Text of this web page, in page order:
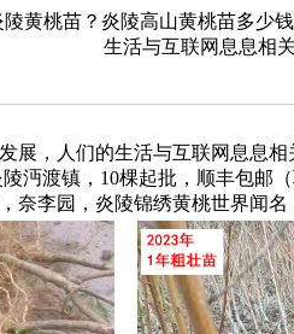
黄桃苗？炎陵高山黄桃苗多少
生活与互联网息息相
展，人们的生活与互联网息息
沔渡镇，10棵起批，顺丰包邮
奈李园，炎陵锦绣黄桃世界闻名